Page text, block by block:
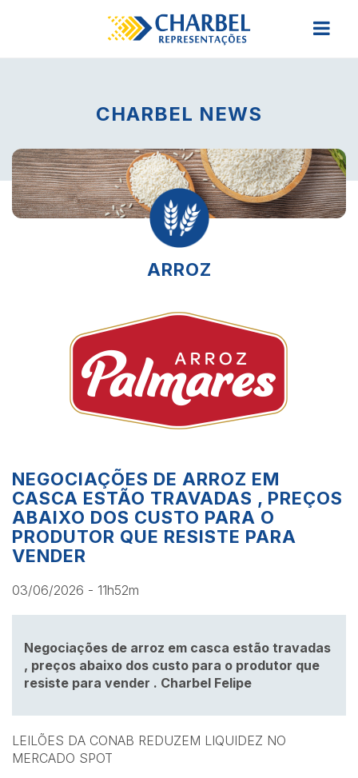
CHARBEL NEWS
ARROZ
NEGOCIAÇÕES DE ARROZ EM
CASCA ESTÃO TRAVADAS , PREÇOS
ABAIXO DOS CUSTO PARA O
PRODUTOR QUE RESISTE PARA
VENDER
03/06/2026 - 11h52m
Negociações de arroz em casca estão travadas
, preços abaixo dos custo para o produtor que
resiste para vender . Charbel Felipe
LEILÕES DA CONAB REDUZEM LIQUIDEZ NO
MERCADO SPOT